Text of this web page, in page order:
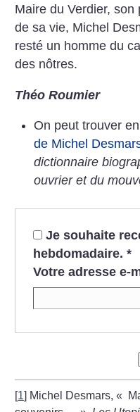
Maire du Verdier, son
de sa vie, Michel
resté un homme du
des nôtres.
Théo Roumier
On peut trouver
de Michel
dictionnaire
ouvrier et du
Je souhaite
hebdomadaire. *
Votre adresse e-
[1] Michel Desmars, «